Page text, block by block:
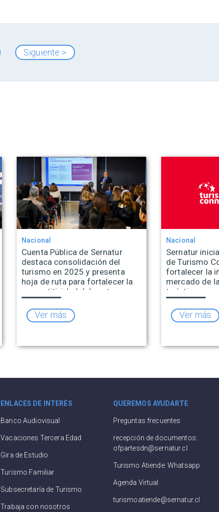
Siguiente >
Nacional
Cuenta Pública de Sernatur
destaca consolidación del
turismo en 2025 y presenta
hoja de ruta para fortalecer la
competitividad del sector
Ver más
Nacional
Sernatur
de Turismo
fortalecer la
mercado de
turística
Ver más
ENLACES DE INTERÉS
Banco Audiovisual
Vacaciones Tercera Edad
Gira de Estudio
Turismo Familiar
Subsecretaría de Turismo
Trabaja con nosotros
QUEREMOS AYUDARTE
Preguntas frecuentes
recepción de documentos:
ofpartesdn@sernatur.cl
Turismo Atiende: Whatsapp
Agenda Virtual
turismoatiende@sernatur.cl